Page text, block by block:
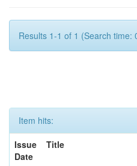
Results 1-1 of 1 (Search time:
Item hits:
Issue
Date
Title